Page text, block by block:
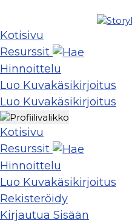
Kotisivu
Resurssit
Hinnoittelu
Luo Kuvakäsikirjoitus
Luo Kuvakäsikirjoitus
Kotisivu
Resurssit
Hinnoittelu
Luo Kuvakäsikirjoitus
Rekisteröidy
Kirjautua Sisään